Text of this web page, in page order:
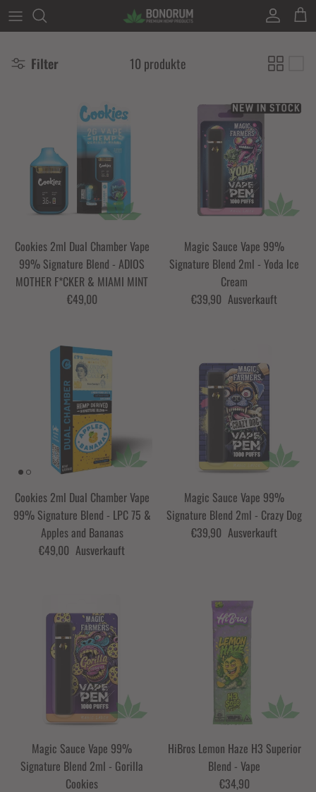
Direkt zum Inhalt
Konto
Filter 10 produkte
Cookies 2ml Dual Chamber Vape
99% Signature Blend - ADIOS
MOTHER F*CKER & MIAMI MINT
€49,00
Magic Sauce Vape 99%
Signature Blend 2ml - Yoda Ice
Cream
€39,90 Ausverkauft
Cookies 2ml Dual Chamber Vape
99% Signature Blend - LPC 75 &
Apples and Bananas
€49,00 Ausverkauft
Magic Sauce Vape 99%
Signature Blend 2ml - Crazy Dog
€39,90 Ausverkauft
Magic Sauce Vape 99%
Signature Blend 2ml - Gorilla
Cookies
HiBros Lemon Haze H3 Superior
Blend - Vape
€34,90